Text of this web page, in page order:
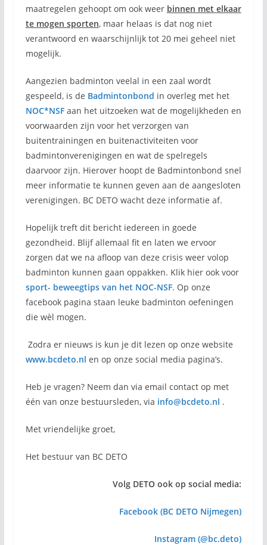
maatregelen gehoopt om ook weer binnen met elkaar
te mogen sporten, maar helaas is dat nog niet
verantwoord en waarschijnlijk tot 20 mei geheel niet
mogelijk.
Aangezien badminton veelal in een zaal wordt
gespeeld, is de Badmintonbond in overleg met het
NOC*NSFaan het uitzoeken wat de mogelijkheden en
voorwaarden zijn voor het verzorgen van
buitentrainingen en buitenactiviteiten voor
badmintonverenigingen en wat de spelregels
daarvoor zijn. Hierover hoopt de Badmintonbond snel
meer informatie te kunnen geven aan de aangesloten
verenigingen. BC DETO wacht deze informatie af.
Hopelijk treft dit bericht iedereen in goede
gezondheid. Blijf allemaal fit en laten we ervoor
zorgen dat we na afloop van deze crisis weer volop
badminton kunnen gaan oppakken. Klik hier ook voor
sport- beweegtips van het NOC-NSF. Op onze
facebook pagina staan leuke badminton oefeningen
die wèl mogen.
Zodra er nieuws is kun je dit lezen op onze website
www.bcdeto.nl en op onze social media pagina’s.
Heb je vragen? Neem dan via email contact op met
één van onze bestuursleden, via info@bcdeto.nl .
Met vriendelijke groet,
Het bestuur van BC DETO
Volg DETO ook op social media:
Facebook (BC DETO Nijmegen)
Instagram (@bc.deto)